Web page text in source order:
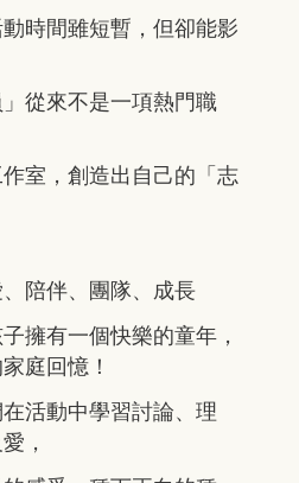
時間雖短暫，但卻能影
從來不是一項熱門職
室，創造出自己的「志
陪伴、團隊、成長
擁有一個快樂的童年，
庭回憶！
活動中學習討論、理
，